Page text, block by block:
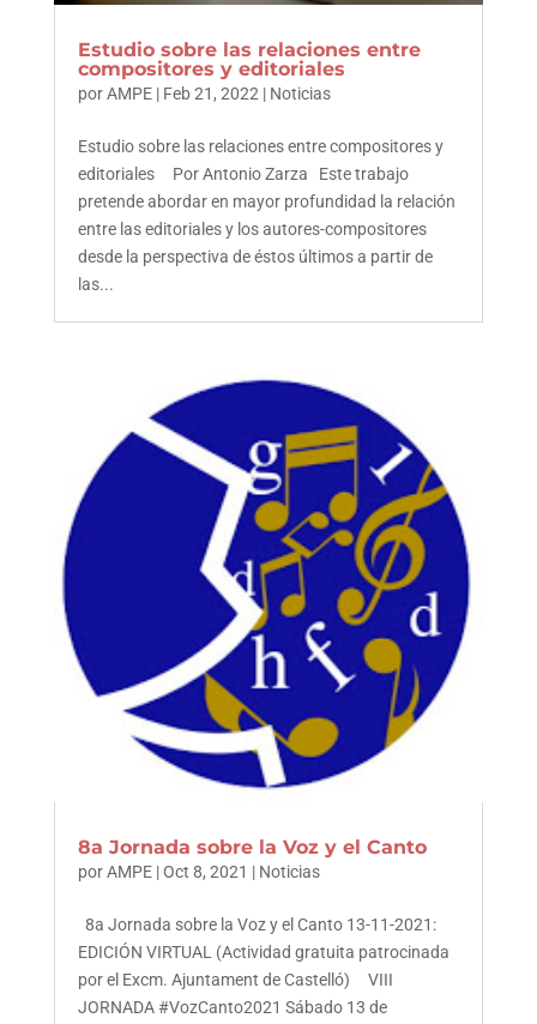
Estudio sobre las relaciones entre
compositores y editoriales
porAMPE| Feb 21, 2022| Noticias
Estudio sobre las relaciones entre compositores y
editoriales Por Antonio Zarza Este trabajo
pretende abordar en mayor profundidad la relación
entre las editoriales y los autores-compositores
desde la perspectiva de éstos últimos a partir de
las...
8a Jornada sobre la Voz y el Canto
porAMPE|Oct 8, 2021 | Noticias
8a Jornada sobre la Voz y el Canto 13-11-2021:
EDICIÓN VIRTUAL (Actividad gratuita patrocinada
por el Excm. Ajuntament de Castelló) VIII
JORNADA #VozCanto2021 Sábado 13 de